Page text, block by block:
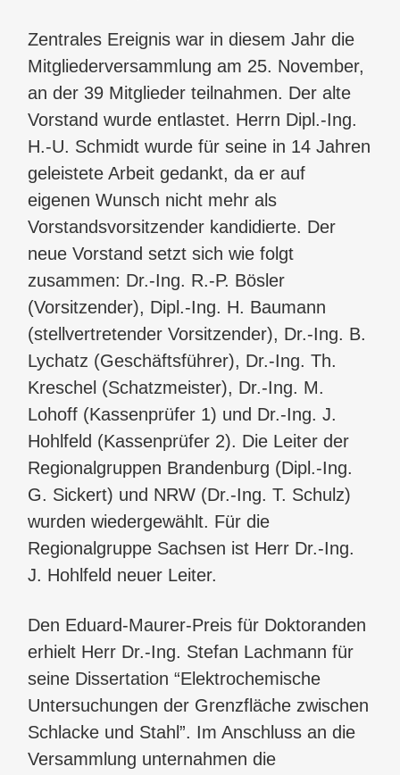
Zentrales Ereignis war in diesem Jahr die
Mitgliederversammlung am 25. November,
an der 39 Mitglieder teilnahmen. Der alte
Vorstand wurde entlastet. Herrn Dipl.-Ing.
H.-U. Schmidt wurde für seine in 14 Jahren
geleistete Arbeit gedankt, da er auf
eigenen Wunsch nicht mehr als
Vorstandsvorsitzender kandidierte. Der
neue Vorstand setzt sich wie folgt
zusammen: Dr.-Ing. R.-P. Bösler
(Vorsitzender), Dipl.-Ing. H. Baumann
(stellvertretender Vorsitzender), Dr.-Ing. B.
Lychatz (Geschäftsführer), Dr.-Ing. Th.
Kreschel (Schatzmeister), Dr.-Ing. M.
Lohoff (Kassenprüfer 1) und Dr.-Ing. J.
Hohlfeld (Kassenprüfer 2). Die Leiter der
Regionalgruppen Brandenburg (Dipl.-Ing.
G. Sickert) und NRW (Dr.-Ing. T. Schulz)
wurden wiedergewählt. Für die
Regionalgruppe Sachsen ist Herr Dr.-Ing.
J. Hohlfeld neuer Leiter.
Den Eduard-Maurer-Preis für Doktoranden
erhielt Herr Dr.-Ing. Stefan Lachmann für
seine Dissertation “Elektrochemische
Untersuchungen der Grenzfläche zwischen
Schlacke und Stahl”. Im Anschluss an die
Versammlung unternahmen die